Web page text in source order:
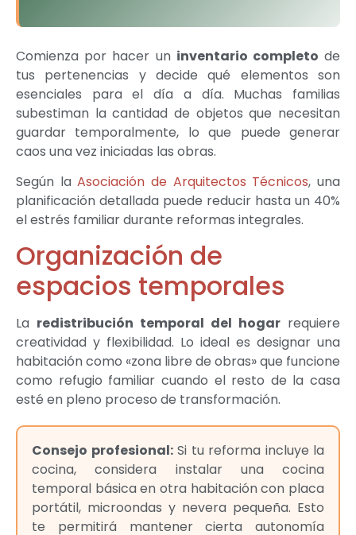
Comienza por hacer un inventario completo de
tus pertenencias y decide qué elementos son
esenciales para el día a día. Muchas familias
subestiman la cantidad de objetos que necesitan
guardar temporalmente, lo que puede generar
caos una vez iniciadas las obras.
Según laAsociación de Arquitectos Técnicos, una
planificación detallada puede reducir hasta un 40%
el estrés familiar durante reformas integrales.
Organización de
espacios temporales
La redistribución temporal del hogar requiere
creatividad y flexibilidad. Lo ideal es designar una
habitación como «zona libre de obras» que funcione
como refugio familiar cuando el resto de la casa
esté en pleno proceso de transformación.
Consejo profesional:Si tu reforma incluye la
cocina, considera instalar una cocina
temporal básica en otra habitación con placa
portátil, microondas y nevera pequeña. Esto
te permitirá mantener cierta autonomía